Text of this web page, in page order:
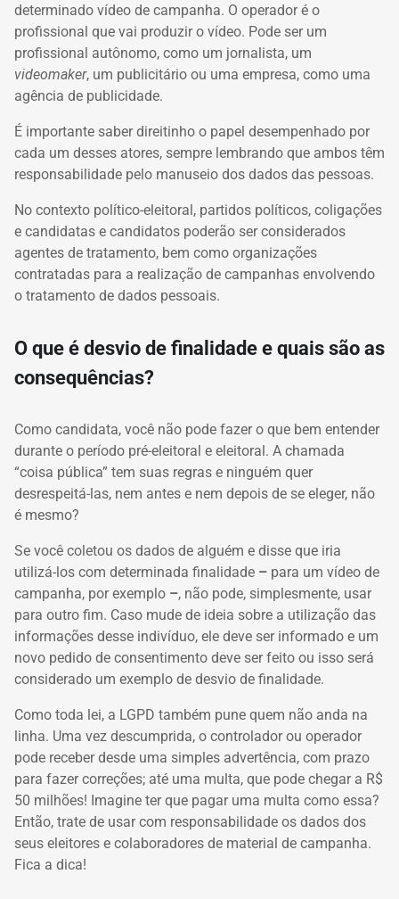
determinado vídeo de campanha. O operador é o
profissional que vai produzir o vídeo. Pode ser um
profissional autônomo, como um jornalista, um
videomaker, um publicitário ou uma empresa, como uma
agência de publicidade.
É importante saber direitinho o papel desempenhado por
cada um desses atores, sempre lembrando que ambos têm
responsabilidade pelo manuseio dos dados das pessoas.
No contexto político-eleitoral, partidos políticos, coligações
e candidatas e candidatos poderão ser considerados
agentes de tratamento, bem como organizações
contratadas para a realização de campanhas envolvendo
o tratamento de dados pessoais.
O que é desvio de finalidade e quais são as
consequências?
Como candidata, você não pode fazer o que bem entender
durante o período pré-eleitoral e eleitoral. A chamada
“coisa pública” tem suas regras e ninguém quer
desrespeitá-las, nem antes e nem depois de se eleger, não
é mesmo?
Se você coletou os dados de alguém e disse que iria
utilizá-los com determinada finalidade – para um vídeo de
campanha, por exemplo –, não pode, simplesmente, usar
para outro fim. Caso mude de ideia sobre a utilização das
informações desse indivíduo, ele deve ser informado e um
novo pedido de consentimento deve ser feito ou isso será
considerado um exemplo de desvio de finalidade.
Como toda lei, a LGPD também pune quem não anda na
linha. Uma vez descumprida, o controlador ou operador
pode receber desde uma simples advertência, com prazo
para fazer correções; até uma multa, que pode chegar a R$
50 milhões! Imagine ter que pagar uma multa como essa?
Então, trate de usar com responsabilidade os dados dos
seus eleitores e colaboradores de material de campanha.
Fica a dica!